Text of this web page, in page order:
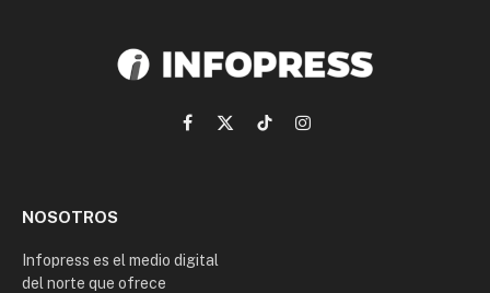
Facebook
X
TikTokInstagram
NOSOTROS
Infopress es el medio digital
del norte que ofrece